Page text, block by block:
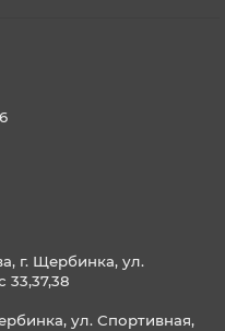
г. Щербинка, ул.
33,37,38
ул. Спортивная,